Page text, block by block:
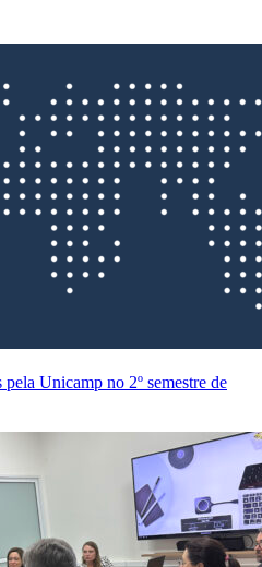
Unicamp no 2º semestre de